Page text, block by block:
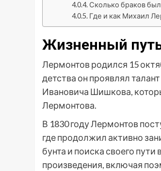
Сколько браков
Где и как Михаил
Жизненный
Лермонтов родился 15
детства он проявлял
Ивановича Шишкова,
Лермонтова.
В 1830 году Лермонтов
где продолжил активно
бунта и поиска своего
произведения, включая